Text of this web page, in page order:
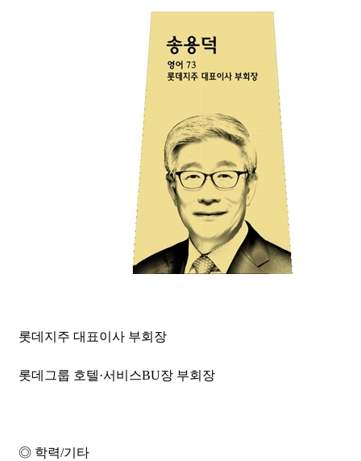
롯데지주 대표이사 부회장
롯데그룹 호텔·서비스BU장 부회장
◎ 학력/기타